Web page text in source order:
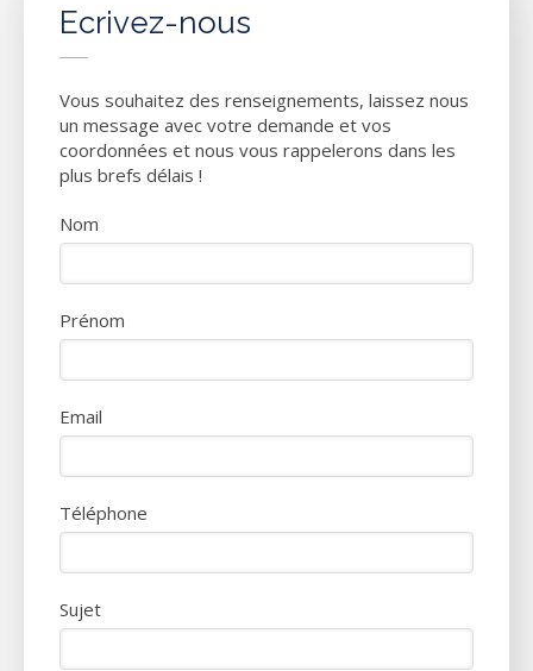
Ecrivez-nous
Vous souhaitez des renseignements, laissez nous
un message avec votre demande et vos
coordonnées et nous vous rappelerons dans les
plus brefs délais !
Nom
Prénom
Email
Téléphone
Sujet